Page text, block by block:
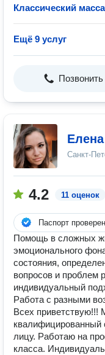
Классический
Ещё 9 услуг
Позвонить
Санкт-
4.2 11 оценок
Паспорт проверен
Помощь в сложных
эмоционального
состояния,
вопросов и проблем
индивидуальный
Работа с разными
Всех приветствую!!!
квалифицированный
лицу. Работаю на
класса.